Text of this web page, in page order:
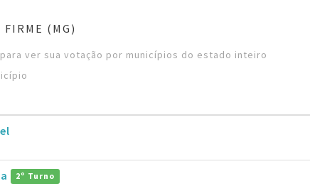
FIRME (MG)
ver sua votação por municípios do estado inteiro
2º Turno